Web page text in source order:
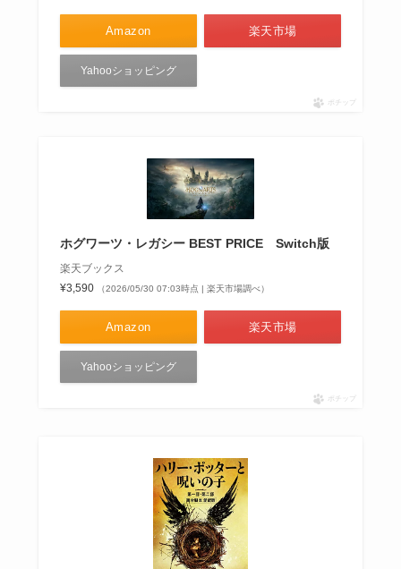
Amazon 楽天市場
Yahooショッピング
ポチップ
ホグワーツ・レガシー BEST PRICE Switch版
楽天ブックス
¥3,590
（2026/05/30 07:03時点 | 楽天市場調べ）
Amazon 楽天市場
Yahooショッピング
ポチップ